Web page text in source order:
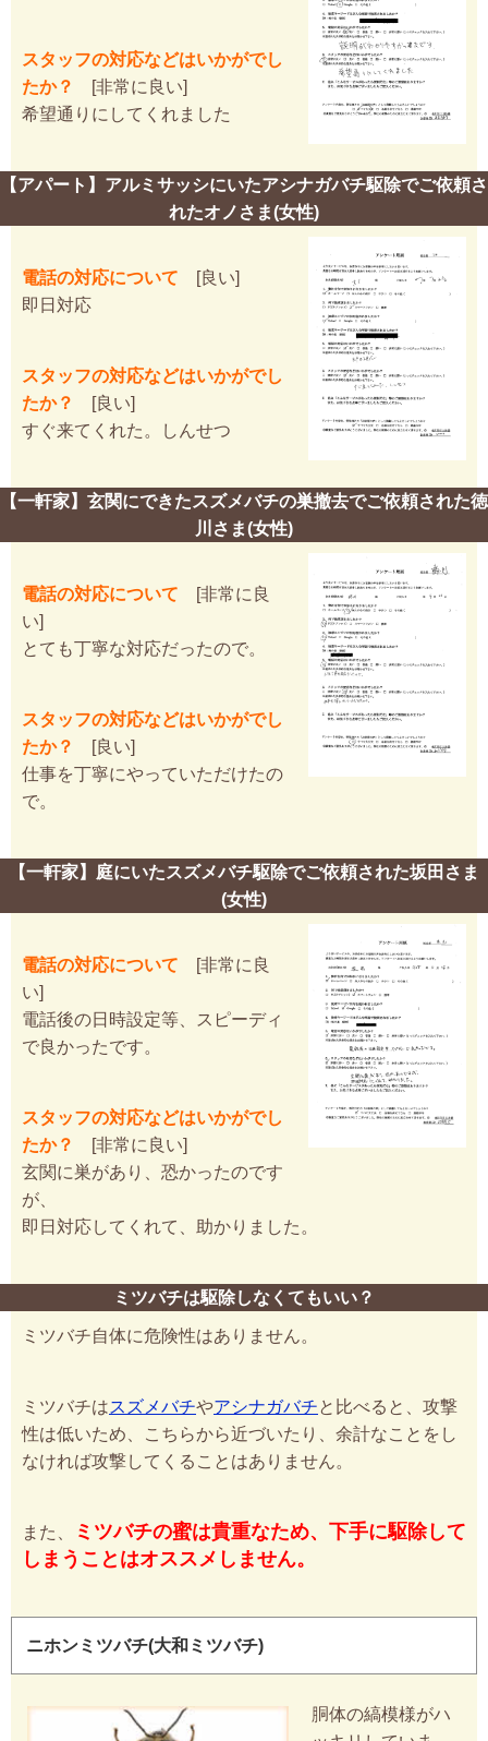
スタッフの対応などはいかがでし
たか？
[非常に良い]
希望通りにしてくれました
【アパート】アルミサッシにいたアシナガバチ駆除でご依頼さ
れたオノさま(女性)
電話の対応について [良い]
即日対応
スタッフの対応などはいかがでし
たか？
[良い]
すぐ来てくれた。しんせつ
【一軒家】玄関にできたスズメバチの巣撤去でご依頼された徳
川さま(女性)
電話の対応について [非常に良
い]
とても丁寧な対応だったので。
スタッフの対応などはいかがでし
たか？
[良い]
仕事を丁寧にやっていただけたの
で。
【一軒家】庭にいたスズメバチ駆除でご依頼された坂田さま
(女性)
電話の対応について [非常に良
い]
電話後の日時設定等、スピーディ
で良かったです。
スタッフの対応などはいかがでし
たか？
[非常に良い]
玄関に巣があり、恐かったのです
が、
即日対応してくれて、助かりました。
ミツバチは駆除しなくてもいい？
ミツバチ自体に危険性はありません。
ミツバチはスズメバチやアシナガバチと比べると、攻撃
性は低いため、こちらから近づいたり、余計なことをし
なければ攻撃してくることはありません。
また、
ミツバチの蜜は貴重なため、下手に駆除して
しまうことはオススメしません。
ニホンミツバチ(大和ミツバチ)
胴体の縞模様がハ